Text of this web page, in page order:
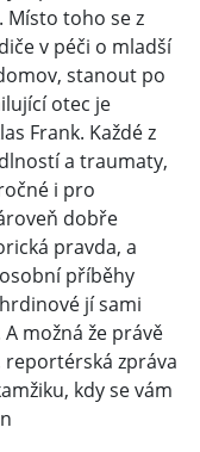
Místo toho se z
v péči o mladší
stanout po
otec je
Frank. Každé z
a traumaty,
i pro
dobře
pravda, a
příběhy
jí sami
možná že právě
reportérská zpráva
kdy se vám